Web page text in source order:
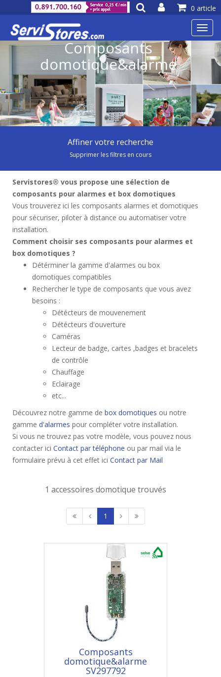
0 article
Composants
domotique&alarme
Affiner votre recherche
Supprimer les filtres en cours
Servistores® vous propose une sélection de
composants pour alarmes et box domotiques
Vous trouverez ici les composants alarmes et domotiques
pour sécuriser, piloter à distance ou automatiser votre
installation.
Comment choisir ses composants pour alarmes et
box domotiques ?
Détérminer la gamme d'alarmes ou box
domotiques compatibles
Rechercher le type de composants que vous avez
besoins :
Détécteurs de mouvenement
Détécteurs d'ouverture
Caméras
Lecteur de badge, cartes ,badges et bracelets
de contrôle
Chauffage
Eclairage
etc...
Découvrez notre gamme de box domotiques ou notre
gamme d'alarmes pour compléter votre installation.
Si vous ne trouvez pas votre modèle, vous pouvez nous
contacter ici Contact par téléphone ou par mail via le
formulaire prévu à cet effet ici Contact par Mail
1 accessoires domotique trouvés
1
Composants
domotique&alarme
SV297792